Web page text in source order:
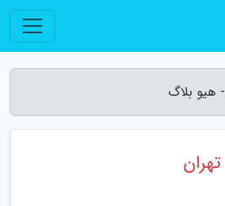
هیو بلاگ